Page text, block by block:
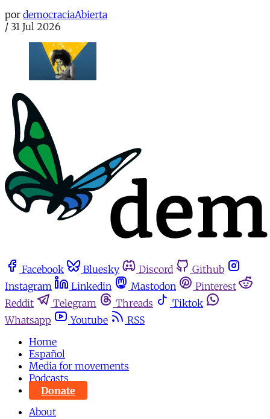
por democraciaAbierta
/ 31 Jul 2026
Facebook Bluesky Discord
Github
Instagram
Linkedin Mastodon
Pinterest
Reddit
Telegram Threads
Tiktok
Whatsapp
Youtube
RSS
Home
Español
Media for movements
Podcasts
Donate
About